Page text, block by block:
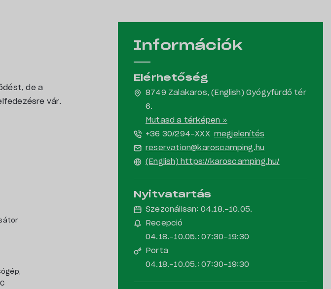
de a
vár.
területen,
thermal
Információk
Elérhetőség
8749 Zalakaros, (English) Gyógyfürdő tér
6.
Mutasd a térképen »
+36 30/294-XXX megjelenítés
reservation@karoscamping.hu
(English) https://karoscamping.hu/
Nyitvatartás
Szezonálisan: 04.18.-10.05.
Recepció
04.18.-10.05.: 07:30-19:30
Porta
04.18.-10.05.: 07:30-19:30